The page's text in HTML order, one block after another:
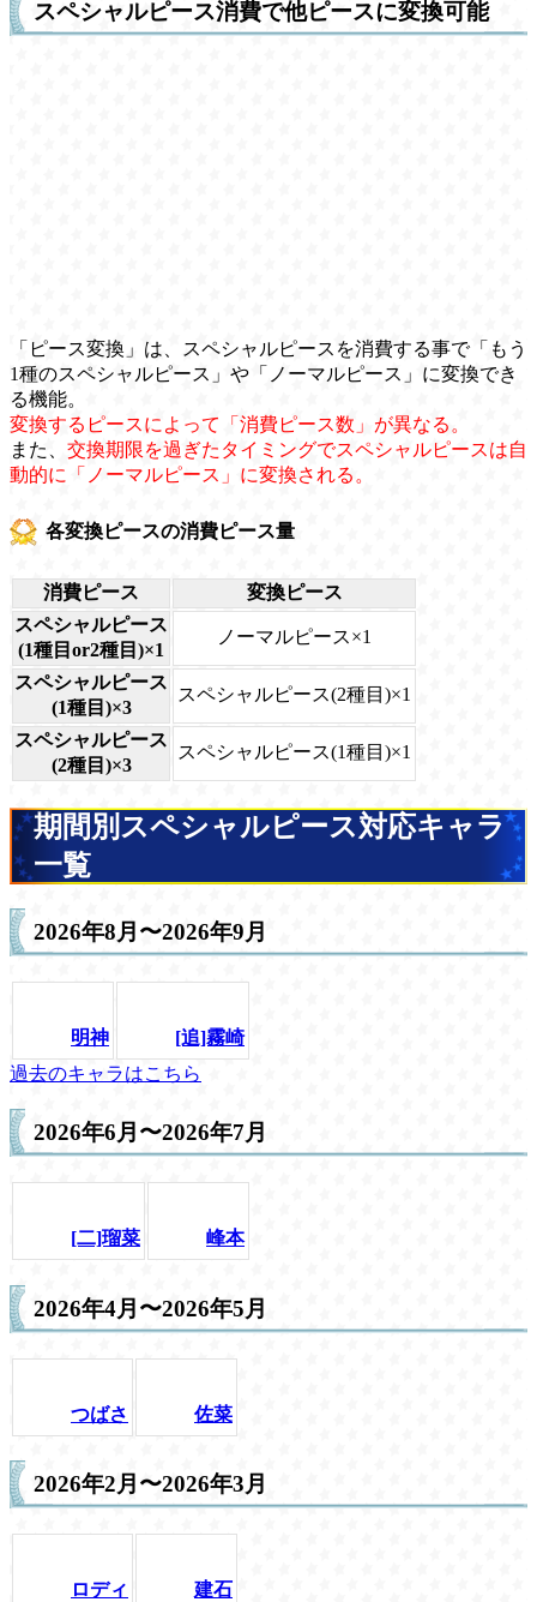
スペシャルピース消費で他ピースに変換可能
「ピース変換」は、スペシャルピースを消費する事で「もう
1種のスペシャルピース」や「ノーマルピース」に変換でき
る機能。
変換するピースによって「消費ピース数」が異なる。
また、 交換期限を過ぎたタイミングでスペシャルピースは自
動的に「ノーマルピース」に変換される。
各変換ピースの消費ピース量
消費ピース
変換ピース
スペシャルピース
(1種目or2種目)×1
ノーマルピース×1
スペシャルピース
(1種目)×3
スペシャルピース(2種目)×1
スペシャルピース
(2種目)×3
スペシャルピース(1種目)×1
期間別スペシャルピース対応キャラ
一覧
2026年8月〜2026年9月
明神
[追]霧崎
過去のキャラはこちら
2026年6月〜2026年7月
[二]瑠菜 峰本
2026年4月〜2026年5月
つばさ 佐菜
2026年2月〜2026年3月
ロディ 建石